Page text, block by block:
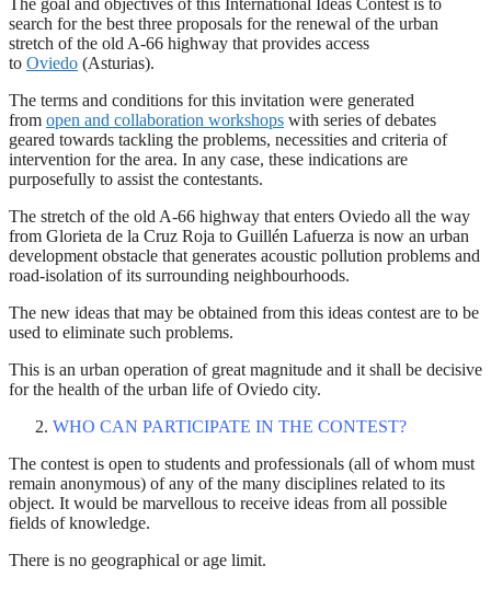
The goal and objectives of this International Ideas Contest is to
search for the best three proposals for the renewal of the urban
stretch of the old A-66 highway that provides access
to Oviedo (Asturias).
The terms and conditions for this invitation were generated
from open and collaboration workshops with series of debates
geared towards tackling the problems, necessities and criteria of
intervention for the area. In any case, these indications are
purposefully to assist the contestants.
The stretch of the old A-66 highway that enters Oviedo all the way
from Glorieta de la Cruz Roja to Guillén Lafuerza is now an urban
development obstacle that generates acoustic pollution problems and
road-isolation of its surrounding neighbourhoods.
The new ideas that may be obtained from this ideas contest are to be
used to eliminate such problems.
This is an urban operation of great magnitude and it shall be decisive
for the health of the urban life of Oviedo city.
WHO CAN PARTICIPATE IN THE CONTEST?
The contest is open to students and professionals (all of whom must
remain anonymous) of any of the many disciplines related to its
object. It would be marvellous to receive ideas from all possible
fields of knowledge.
There is no geographical or age limit.